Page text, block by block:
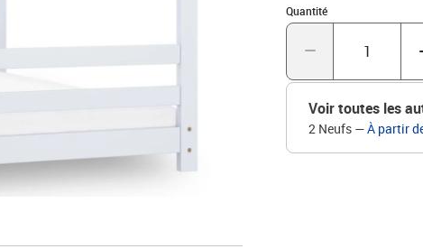
inclus)L'assemblage est
enfants de moins de 4
Quantité
Quantité : 1
Voir toutes les
2 Neufs —À partir